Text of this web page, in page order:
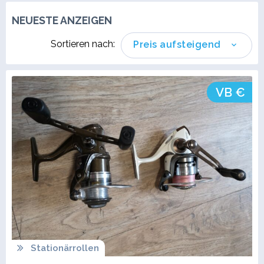
NEUESTE ANZEIGEN
Preis aufsteigend
Sortieren nach:
VB €
Stationärrollen